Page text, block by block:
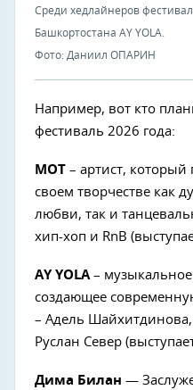
Среди хедлайнеров
Башкортостана AY YOLA.
Фото: Даниил ОПАРИН
Например, вот кто
фестиваль 2026 года:
МОТ – артист,
своем творчестве как
любви, так и
хип-хоп и RnB
AY YOLA –
создающее
– Адель
Руслан Север
Дима Билан —